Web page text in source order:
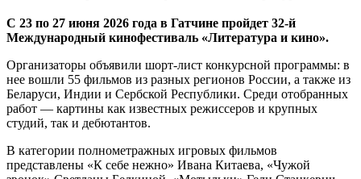
С 23 по 27 июня 2026 года в Гатчине пройдет 32‑й
Международный кинофестиваль «Литература и кино».
Организаторы объявили шорт‑лист конкурсной программы: в
нее вошли 55 фильмов из разных регионов России, а также из
Беларуси, Индии и Сербской Республики. Среди отобранных
работ — картины как известных режиссеров и крупных
студий, так и дебютантов.
В категории полнометражных игровых фильмов
представлены «К себе нежно» Ивана Китаева, «Чужой